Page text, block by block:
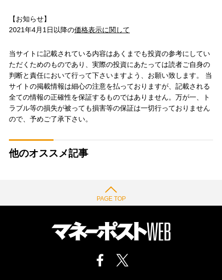
【お知らせ】
2021年4月1日以降の価格表示に関して
当サイトに記載されている内容はあくまでも投資の参考にしてい
ただくためのものであり、実際の投資にあたっては読者ご自身の
判断と責任において行って下さいますよう、お願い致します。 当
サイトの掲載情報は細心の注意を払っておりますが、記載される
全ての情報の正確性を保証するものではありません。万が一、ト
ラブル等の損失が被っても損害等の保証は一切行っておりません
ので、予めご了承下さい。
他のオススメ記事
PAGE TOP